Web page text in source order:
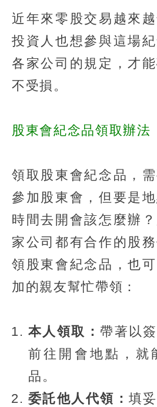
近年來零股交易越來
投資人也想參與這場
各家公司的規定，才
不受損。
股東會紀念品領取辦法
領取股東會紀念品，
參加股東會，但要是
時間去開會該怎麼辦
家公司都有合作的股
領股東會紀念品，也
加的親友幫忙帶領：
本人領取： 帶著以
前往開會地點，就
品。
委託他人代領： 填